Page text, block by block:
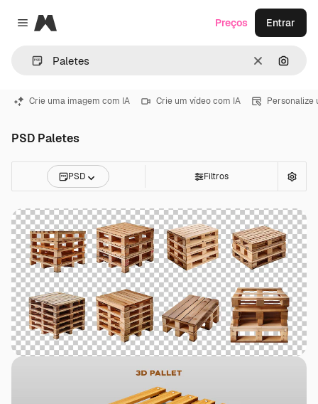
Close menu
Magnific
Limpar
Preços Entrar
Crie uma imagem com IA Crie um vídeo com IA Personalize
PSD Paletes
PSD Filtros